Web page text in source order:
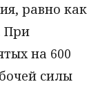
равно как
При
на 600
силы